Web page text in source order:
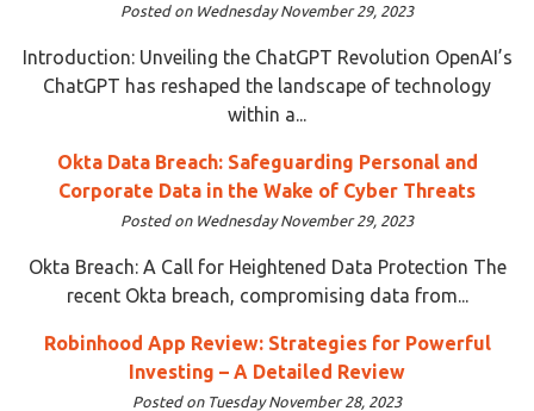
Posted on Wednesday November 29, 2023
Introduction: Unveiling the ChatGPT Revolution OpenAI’s
ChatGPT has reshaped the landscape of technology
within a...
Okta Data Breach: Safeguarding Personal and
Corporate Data in the Wake of Cyber Threats
Posted on Wednesday November 29, 2023
Okta Breach: A Call for Heightened Data Protection The
recent Okta breach, compromising data from...
Robinhood App Review: Strategies for Powerful
Investing – A Detailed Review
Posted on Tuesday November 28, 2023